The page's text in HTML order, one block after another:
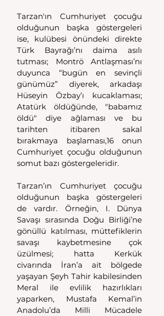
Tarzan'ın Cumhuriyet çocuğu
olduğunun başka göstergeleri
ise, kulübesi önündeki direkte
Türk Bayrağı’nı daima asılı
tutması; Montrö Antlaşması’nı
duyunca “bugün en sevinçli
günümüz” diyerek, arkadaşı
Hüseyin Özbay’ı kucaklaması;
Atatürk öldüğünde, "babamız
öldü" diye ağlaması ve bu
tarihten itibaren sakal
bırakmaya başlaması,16 onun
Cumhuriyet çocuğu olduğunun
somut bazı göstergeleridir.
Tarzan’ın Cumhuriyet çocuğu
olduğunun başka göstergeleri
de vardır. Örneğin, I. Dünya
Savaşı sırasında Doğu Birliği’ne
gönüllü katılması, müttefiklerin
savaşı kaybetmesine çok
üzülmesi; hatta Kerkük
civarında İran’a ait bölgede
yaşayan Şeyh Tahir kabilesinden
Meral ile evlilik hazırlıkları
yaparken, Mustafa Kemal’in
Anadolu’da Milli Mücadele